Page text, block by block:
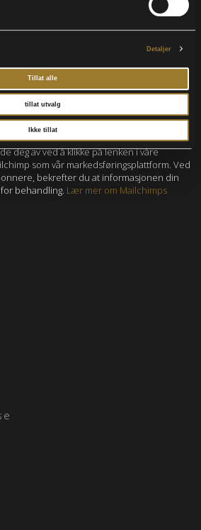
Detaljer
Tillat alle
tillat utvalg
Ikke tillat
deg av ved å klikke på lenken i våre
som vår markedsføringsplattform. Ved
bekrefter du at informasjonen din
behandling. Lær mer om Mailchimps